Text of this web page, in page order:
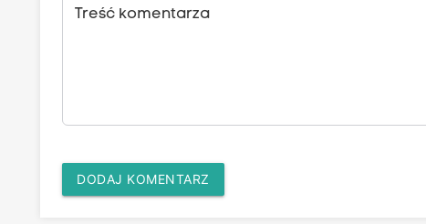
Treść komentarza
DODAJ KOMENTARZ